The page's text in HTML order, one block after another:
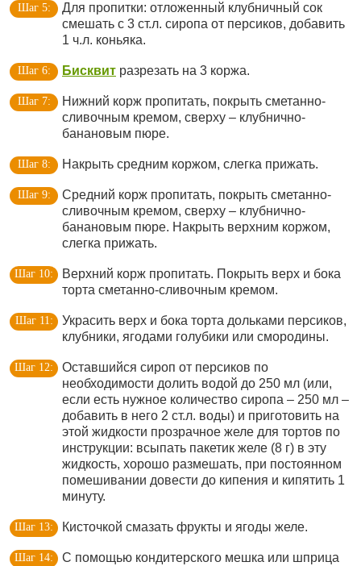
Для пропитки: отложенный клубничный сок
смешать с 3 ст.л. сиропа от персиков, добавить
1 ч.л. коньяка.
Бисквит разрезать на 3 коржа.
Нижний корж пропитать, покрыть сметанно-
сливочным кремом, сверху – клубнично-
банановым пюре.
Накрыть средним коржом, слегка прижать.
Средний корж пропитать, покрыть сметанно-
сливочным кремом, сверху – клубнично-
банановым пюре. Накрыть верхним коржом,
слегка прижать.
Верхний корж пропитать. Покрыть верх и бока
торта сметанно-сливочным кремом.
Украсить верх и бока торта дольками персиков,
клубники, ягодами голубики или смородины.
Оставшийся сироп от персиков по
необходимости долить водой до 250 мл (или,
если есть нужное количество сиропа – 250 мл –
добавить в него 2 ст.л. воды) и приготовить на
этой жидкости прозрачное желе для тортов по
инструкции: всыпать пакетик желе (8 г) в эту
жидкость, хорошо размешать, при постоянном
помешивании довести до кипения и кипятить 1
минуту.
Кисточкой смазать фрукты и ягоды желе.
С помощью кондитерского мешка или шприца